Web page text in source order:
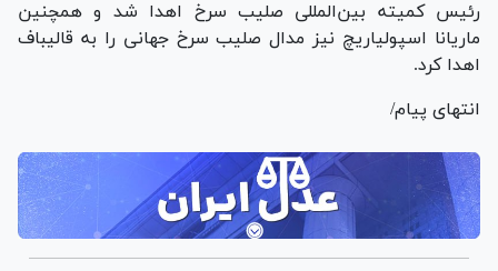
رئیس کمیته بین‌المللی صلیب سرخ اهدا شد و همچنین
ماریانا اسپولیاریچ نیز مدال صلیب سرخ جهانی را به قالیباف
اهدا کرد.
انتهای پیام/